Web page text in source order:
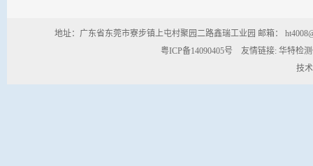
地址：广东省东莞市寮步镇上屯村聚园二路鑫瑞工业园 邮箱：
粤ICP备14090405号 友情链接: 华特检
技